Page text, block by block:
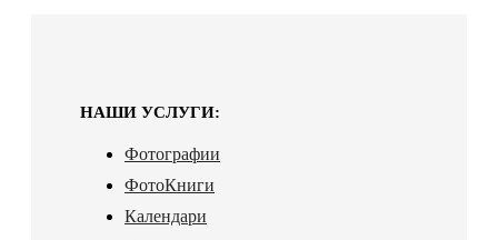
НАШИ УСЛУГИ:
Фотографии
ФотоКниги
Календари